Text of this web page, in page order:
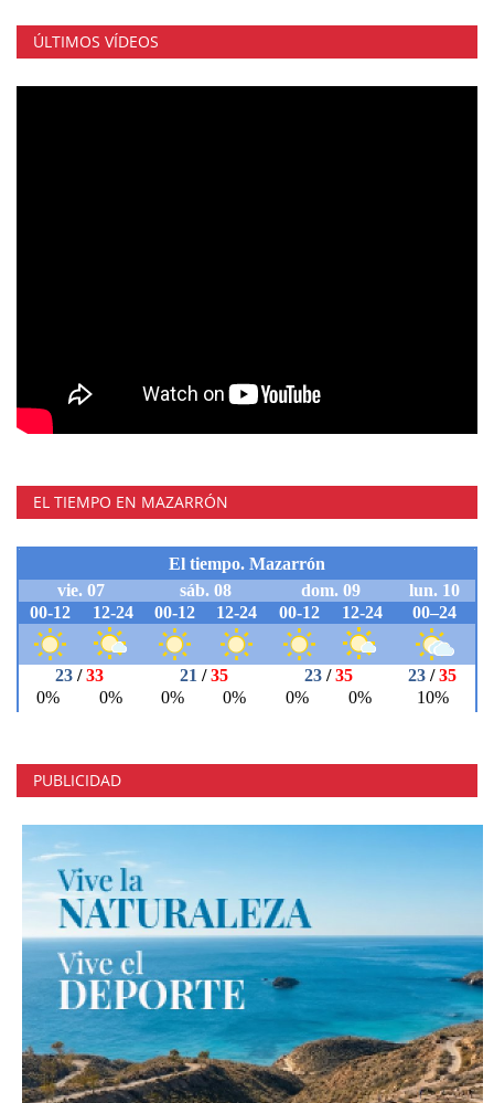
ÚLTIMOS VÍDEOS
EL TIEMPO EN MAZARRÓN
PUBLICIDAD